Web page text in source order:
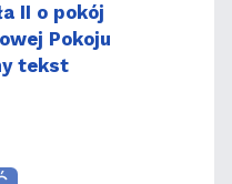
II o pokój
Pokoju
tekst